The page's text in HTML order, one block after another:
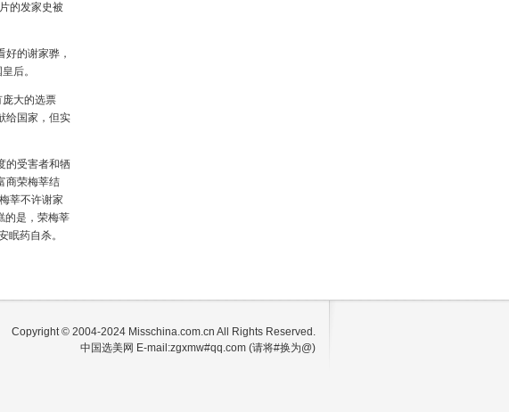
的发家史被
的谢家骅，
后。
大的选票
给国家，但实
的受害者和牺
商荣梅莘结
莘不许谢家
的是，荣梅莘
眠药自杀。
Copyright © 2004-2024 Misschina.com.cn All Rights Reserved.
中国选美网 E-mail:zgxmw#qq.com (请将#换为@)